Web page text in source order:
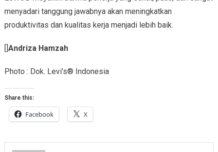
menyadari tanggung jawabnya akan meningkatkan
produktivitas dan kualitas kerja menjadi lebih baik.
Andriza Hamzah
Photo : Dok. Levi’s® Indonesia
Share this:
Facebook X